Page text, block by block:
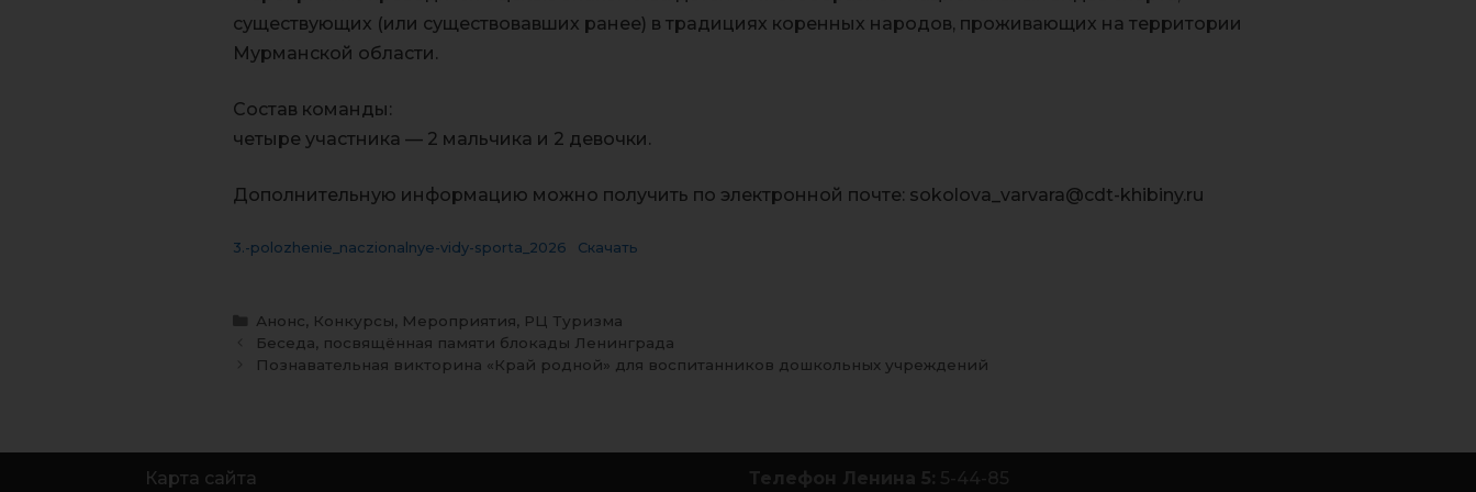
существующих (или существовавших ранее) в традициях коренных народов, проживающих на территории
Мурманской области.
Состав команды:
четыре участника — 2 мальчика и 2 девочки.
Дополнительную информацию можно получить по электронной почте: sokolova_varvara@cdt-khibiny.ru
3.-polozhenie_naczionalnye-vidy-sporta_2026 Скачать
Анонс Конкурсы Мероприятия
РЦ Туризма
Беседа, посвящённая памяти блокады Ленинграда
Познавательная викторина «Край родной» для воспитанников дошкольных учреждений
Карта сайта